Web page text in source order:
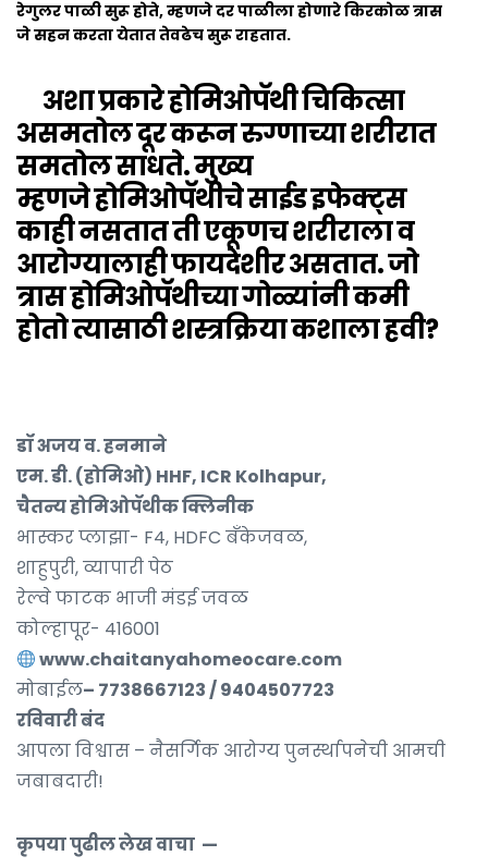
रेगुलर पाळी सुरू होते, म्हणजे दर पाळीला होणारे किरकोळ त्रास
जे सहन करता येतात तेवढेच सुरू राहतात.
अशा प्रकारेहोमिओपॅथी चिकित्सा
असमतोल दूर करून रुग्णाच्या शरीरात
समतोल साधते.मुख्य
म्हणजेहोमिओपॅथीचे साईड इफेक्ट्स
काही नसतातती एकूणच शरीराला व
आरोग्यालाही फायदेशीर असतात. जो
त्रासहोमिओपॅथीच्या गोळ्यांनी कमी
होतो त्यासाठी शस्त्रक्रिया कशाला हवी?
डॉ अजय व. हनमाने
एम. डी. (होमिओ) HHF, ICR Kolhapur,
चैतन्य होमिओपॅथीक क्लिनीक
भास्कर प्लाझा- F4, HDFC बॅंकेजवळ,
शाहुपुरी, व्यापारी पेठ
रेल्वे फाटक भाजी मंडई जवळ
कोल्हापूर- 416001
www.chaitanyahomeocare.com
मोबाईल– 7738667123 / 9404507723
रविवारी बंद
आपला विश्वास – नैसर्गिक आरोग्य पुनर्स्थापनेची आमची
जबाबदारी!
कृपया पुढील लेख वाचा —